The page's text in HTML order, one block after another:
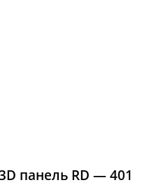
панель RD — 401